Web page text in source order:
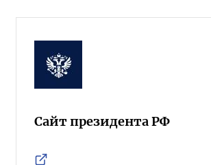
Сайт президента РФ